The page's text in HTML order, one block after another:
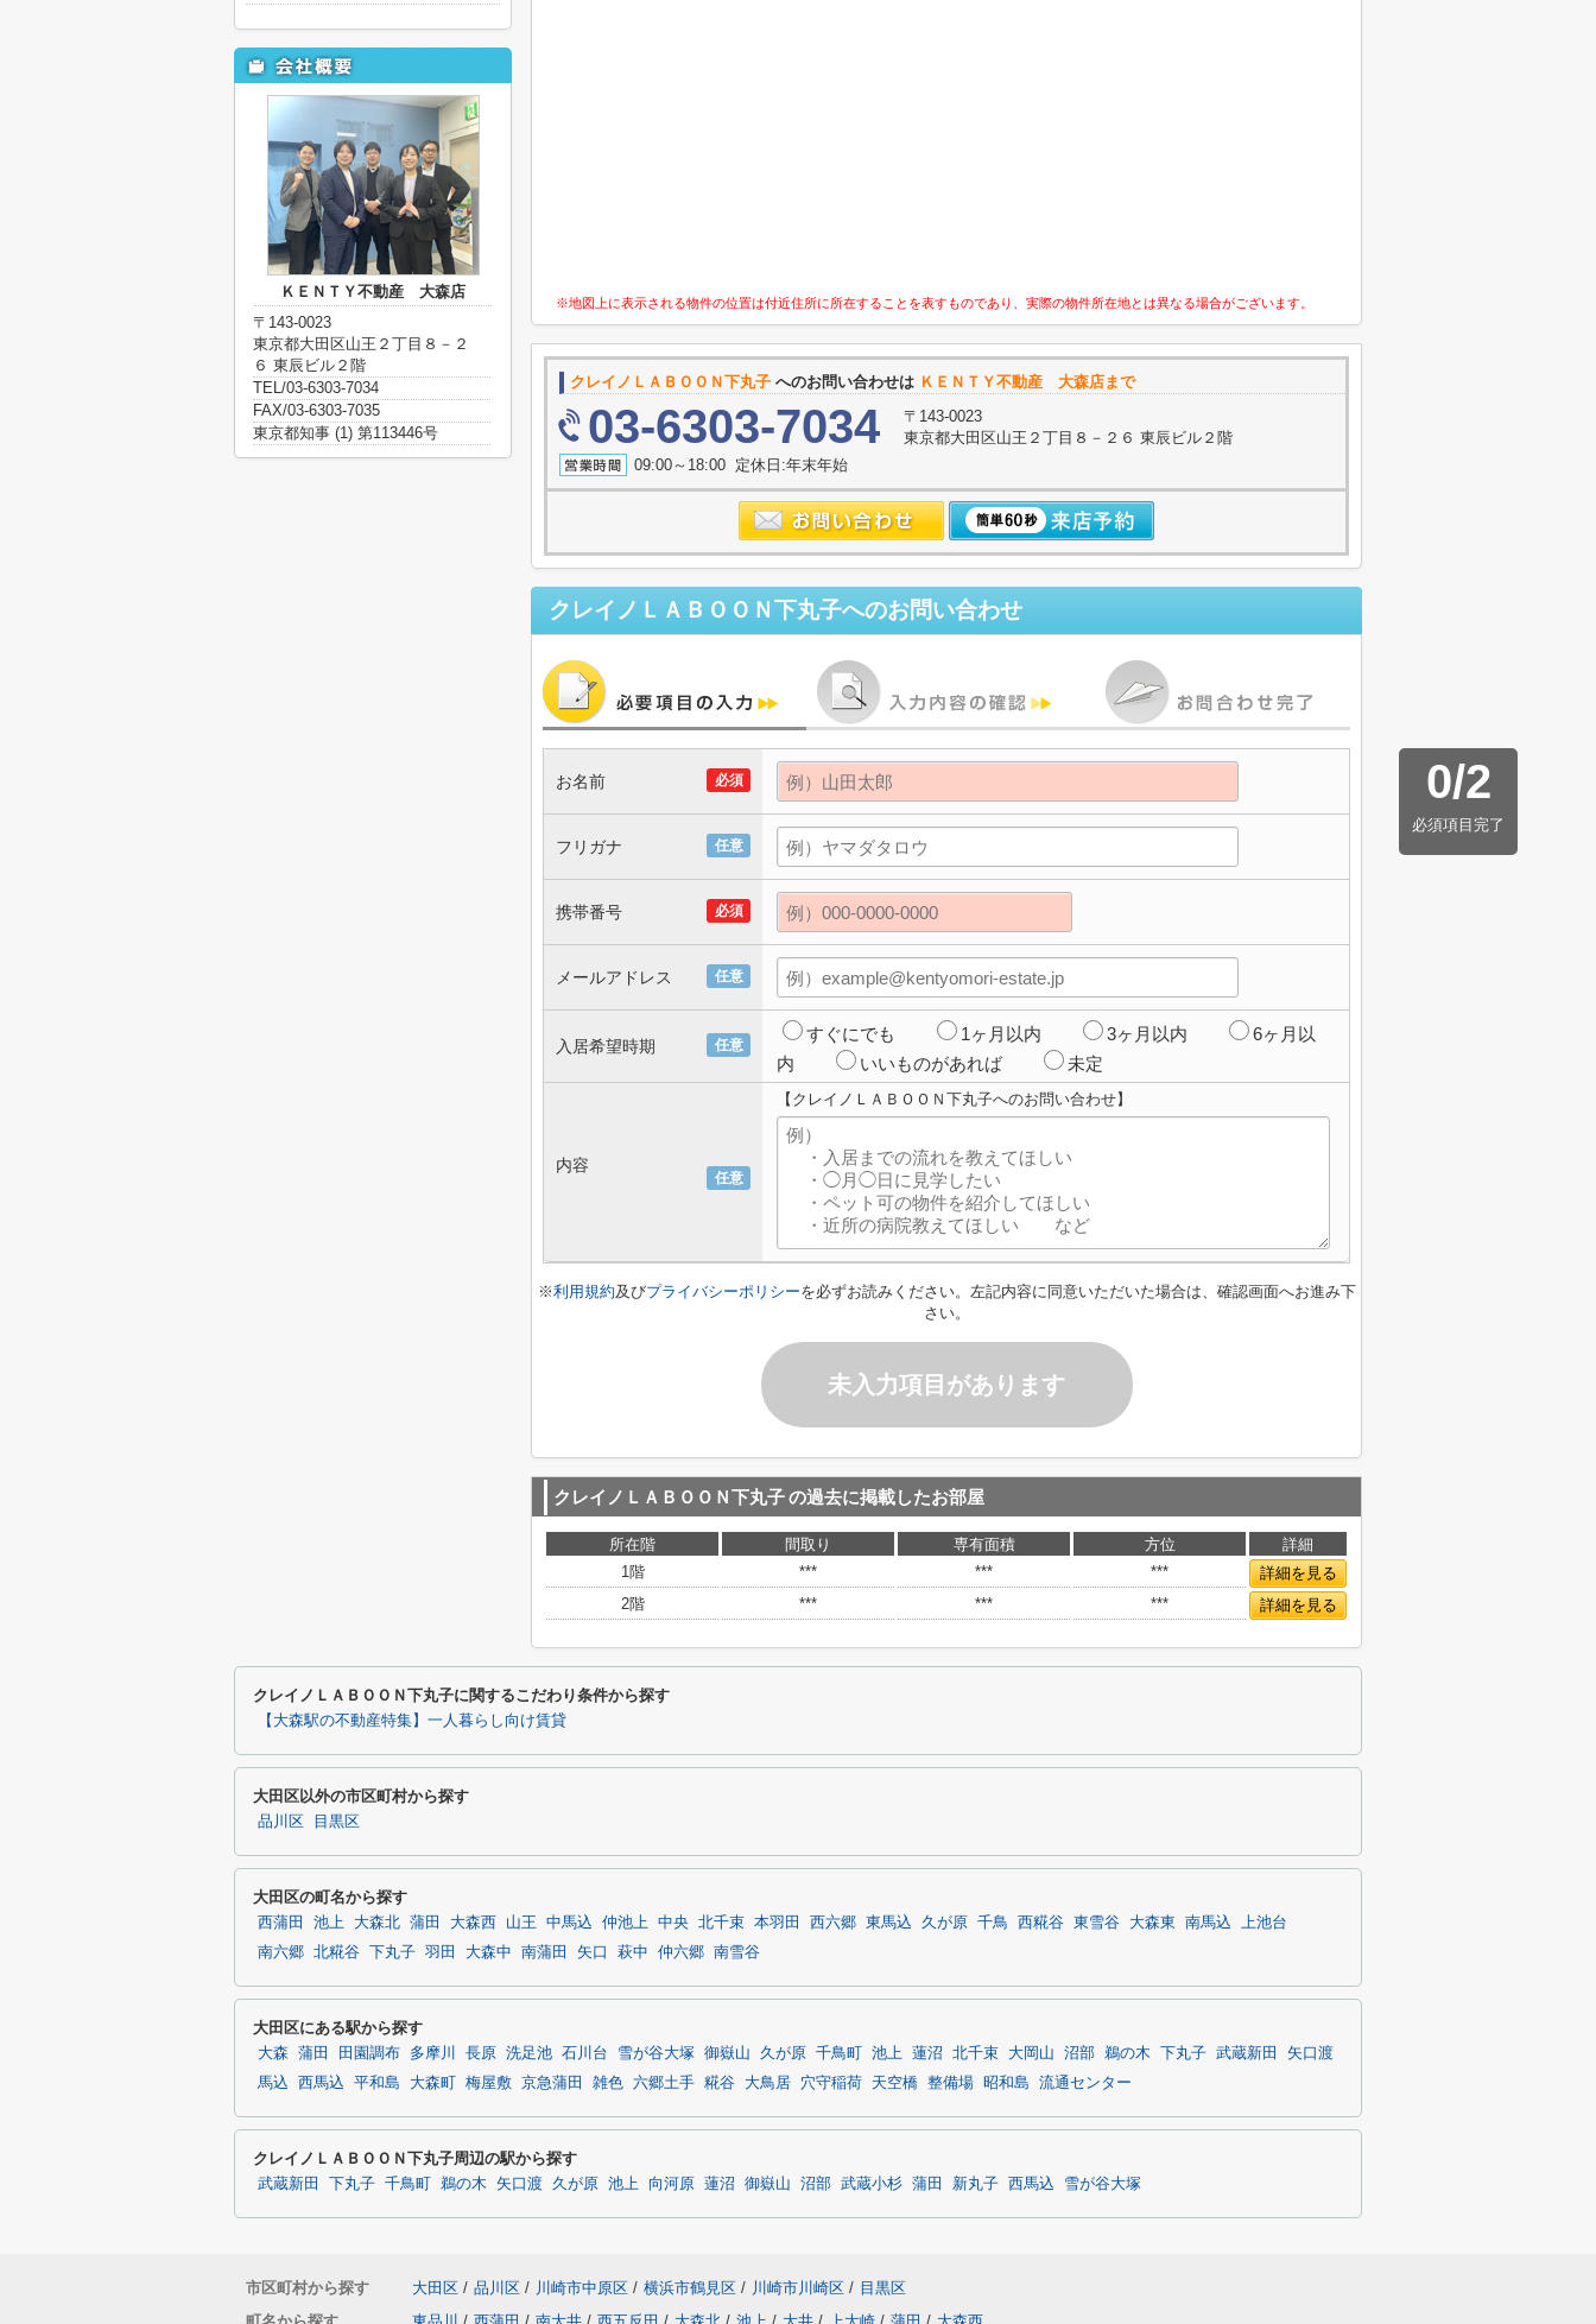
※地図上に表示される物件の位置は付近住所に所在することを表すものであり、実際の物件所在地とは異なる場合がございます。
クレイノＬＡＢＯＯＮ下丸子 へのお問い合わせは ＫＥＮＴＹ不動産 大森店まで
03-6303-7034
〒143-0023
東京都大田区山王２丁目８－２６ 東辰ビル２階
09:00～18:00 定休日:年末年始
クレイノＬＡＢＯＯＮ下丸子へのお問い合わせ
0/2
必須項目完了
必須
お名前
任意
フリガナ
必須
携帯番号
任意
メールアドレス
任意
入居希望時期
すぐにでも 1ヶ月以内 3ヶ月以内
6ヶ月以
内
いいものがあれば 未定
任意
内容
【クレイノＬＡＢＯＯＮ下丸子へのお問い合わせ】
※利用規約及びプライバシーポリシーを必ずお読みください。左記内容に同意いただいた場合は、確認画面へお進み下
さい。
未入力項目があります
クレイノＬＡＢＯＯＮ下丸子の過去に掲載したお部屋
所在階 間取り 専有面積 方位
詳細
1階
*** *** ***
詳細を見る
2階
*** *** *** 詳細を見る
ＫＥＮＴＹ不動産 大森店
〒143-0023
東京都大田区山王２丁目８－２
６ 東辰ビル２階
TEL/03-6303-7034
FAX/03-6303-7035
東京都知事 (1) 第113446号
クレイノＬＡＢＯＯＮ下丸子に関するこだわり条件から探す
【大森駅の不動産特集】一人暮らし向け賃貸
大田区以外の市区町村から探す
品川区 目黒区
大田区の町名から探す
西蒲田 池上 大森北 蒲田 大森西 山王 中馬込 仲池上 中央 北千束 本羽田 西六郷 東馬込 久が原 千鳥 西糀谷 東雪谷 大森東 南馬込
上池台
南六郷 北糀谷 下丸子 羽田 大森中 南蒲田 矢口 萩中 仲六郷 南雪谷
大田区にある駅から探す
大森 蒲田 田園調布 多摩川 長原 洗足池 石川台 雪が谷大塚 御嶽山 久が原 千鳥町 池上 蓮沼 北千束 大岡山 沼部 鵜の木 下丸子 武蔵新田
矢口渡
馬込
西馬込 平和島 大森町 梅屋敷 京急蒲田 雑色 六郷土手 糀谷 大鳥居 穴守稲荷 天空橋 整備場 昭和島 流通センター
クレイノＬＡＢＯＯＮ下丸子周辺の駅から探す
武蔵新田 下丸子 千鳥町 鵜の木 矢口渡 久が原 池上 向河原 蓮沼 御嶽山 沼部 武蔵小杉 蒲田 新丸子 西馬込 雪が谷大塚
市区町村から探す 大田区 / 品川区 / 川崎市中原区 / 横浜市鶴見区 / 川崎市川崎区 / 目黒区